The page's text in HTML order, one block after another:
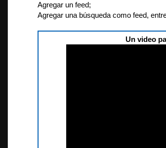
Agregar un feed;
Agregar una búsqueda como feed,
Un video